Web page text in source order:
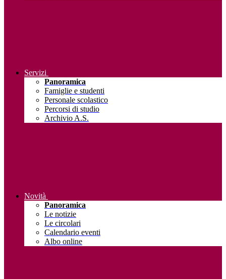
Servizi
Panoramica
Famiglie e studenti
Personale scolastico
Percorsi di studio
Archivio A.S.
Novità
Panoramica
Le notizie
Le circolari
Calendario eventi
Albo online